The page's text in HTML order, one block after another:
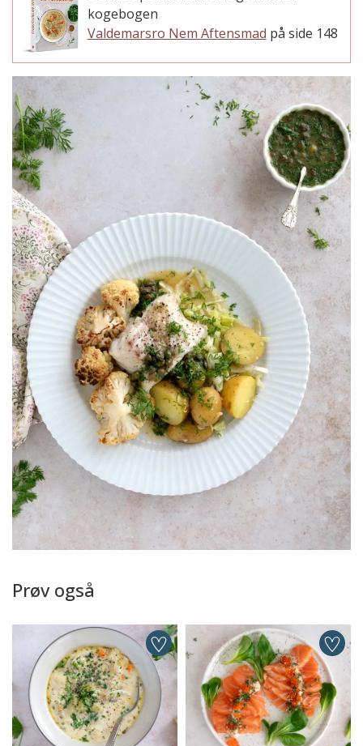
kogebogen
Valdemarsro Nem Aftensmad på side 148
Prøv også